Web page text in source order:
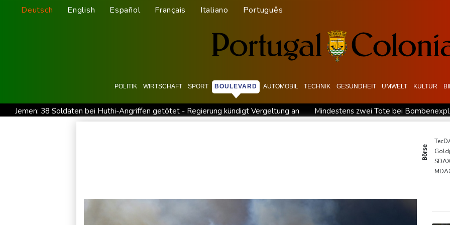
Deutsch English Español Français Italiano Português
POLITIK WIRTSCHAFT SPORT BOULEVARD AUTOMOBIL TECHNIK GESUNDHEIT UMWELT KULTUR
Jemen: 38 Soldaten bei Huthi-Angriffen getötet - Regierung kündigt Vergeltung an
Mindestens zwei Tote bei
42,2 Grad: Allzeit-Hitzerekord in der
Tour de France Femmes: Lippert
Börse